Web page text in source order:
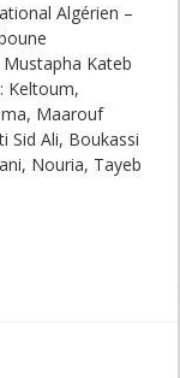
Algérien –
Kateb
Keltoum,
Maarouf
Sid Ali, Boukassi
Nouria, Tayeb